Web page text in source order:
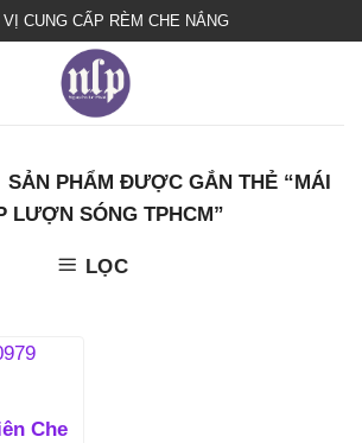
CUNG CẤP RÈM CHE NẮNG
SẢN PHẨM ĐƯỢC GẮN THẺ “MÁI
LƯỢN SÓNG TPHCM”
LỌC
Che